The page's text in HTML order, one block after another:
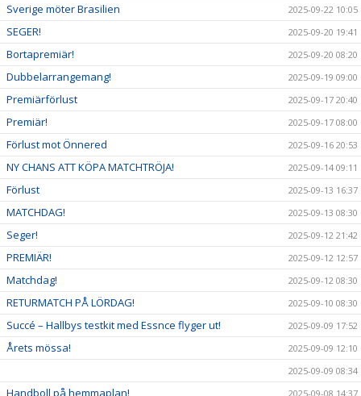
Sverige möter Brasilien 2025-09-22 10:05
SEGER! 2025-09-20 19:41
Bortapremiär! 2025-09-20 08:20
Dubbelarrangemang! 2025-09-19 09:00
Premiärförlust 2025-09-17 20:40
Premiär! 2025-09-17 08:00
Förlust mot Önnered 2025-09-16 20:53
NY CHANS ATT KÖPA MATCHTRÖJA! 2025-09-14 09:11
Förlust 2025-09-13 16:37
MATCHDAG! 2025-09-13 08:30
Seger! 2025-09-12 21:42
PREMIÄR! 2025-09-12 12:57
Matchdag! 2025-09-12 08:30
RETURMATCH PÅ LÖRDAG! 2025-09-10 08:30
Succé – Hallbys testkit med Essnce flyger ut! 2025-09-09 17:52
Årets mössa!
2025-09-09 12:10
2025-09-09 08:34
Handboll på hemmaplan! 2025-09-08 14:37